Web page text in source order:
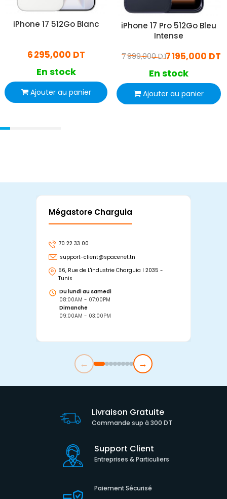
iPhone 17 512Go Blanc
6 295,000 DT
En stock
Ajouter au panier
iPhone 17 Pro 512Go Bleu
Intense
7 195,000 DT
7 999,000 DT
En stock
Ajouter au panier
Mégastore Charguia
70 22 33 00
support-client@spacenet.tn
56, Rue de L'industrie Charguia I 2035 -
Tunis
Du lundi au samedi
08:00AM - 07:00PM
Dimanche
09:00AM - 03:00PM
← →
Livraison Gratuite
Commande sup à 300 DT
Support Client
Entreprises & Particuliers
Paiement Sécurisé